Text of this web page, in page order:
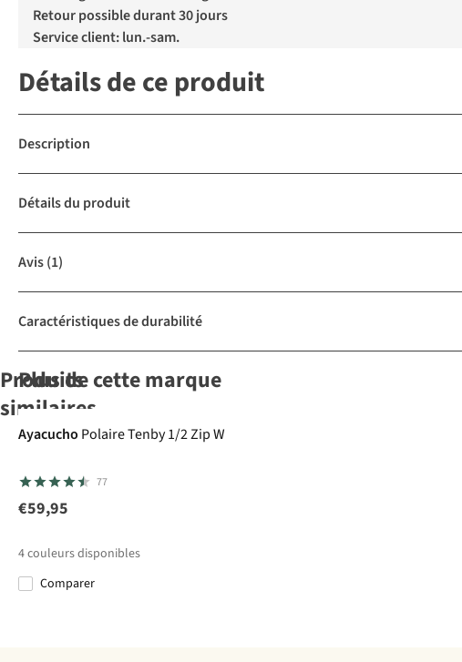
Retour possible durant 30 jours
Service client: lun.-sam.
Détails de ce produit
Description
Détails du produit
Avis(1)
Caractéristiques de durabilité
Produits
similaires
Polaire
Heronne
Polaire
Misma
Fleece
Polaire
Heronne
Polaire
Heronne
Plus de cette marque
Ayacucho Polaire Tenby 1/2 Zip W
77
€59,95
4couleurs disponibles
Comparer